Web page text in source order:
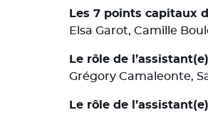
Les 7 points capitaux
Elsa Garot, Camille
Le rôle de
Grégory Camaleonte,
Le rôle de